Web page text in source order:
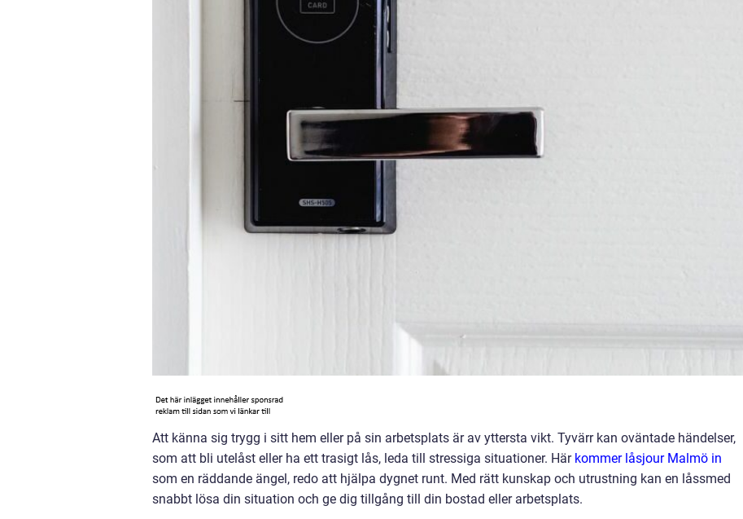
Att känna sig trygg i sitt hem eller på sin arbetsplats är av yttersta vikt. Tyvärr kan oväntade händelser,
som att bli utelåst eller ha ett trasigt lås, leda till stressiga situationer. Här kommer låsjour Malmö in
som en räddande ängel, redo att hjälpa dygnet runt. Med rätt kunskap och utrustning kan en låssmed
snabbt lösa din situation och ge dig tillgång till din bostad eller arbetsplats.